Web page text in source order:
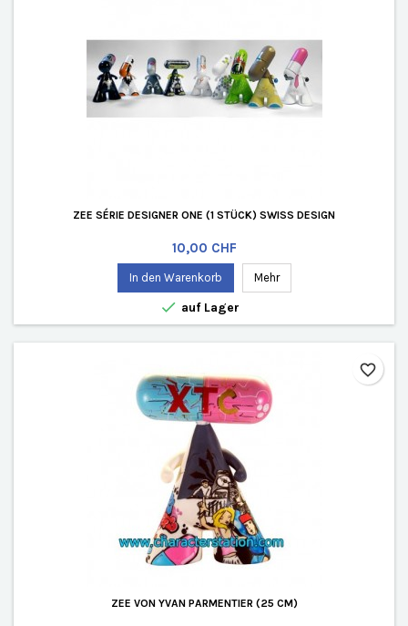
ZEE SÉRIE DESIGNER ONE (1 STÜCK) SWISS DESIGN
Preis
10,00 CHF
In den Warenkorb Mehr
 auf Lager
ZEE VON YVAN PARMENTIER (25 CM)
favorite_border